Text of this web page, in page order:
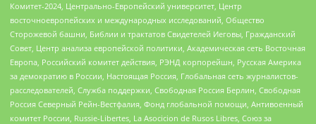
Комитет-2024, Центрально-Европейский университет, Центр
восточноевропейских и международных исследований, Общество
Сторожевой башни, Библии и трактатов Свидетелей Иеговы, Гражданский
Совет, Центр анализа европейской политики, Академическая сеть Восточная
Европа, Российский комитет действия, РЭНД корпорейшн, Русская Америка
за демократию в России, Настоящая Россия, Глобальная сеть журналистов-
расследователей, Служба поддержки, Свободная Россия Берлин, Свободная
Россия Северный Рейн-Вестфалия, Фонд глобальной помощи, Антивоенный
комитет России, Russie-Libertes, La Asocicion de Rusos Libres, Союз за